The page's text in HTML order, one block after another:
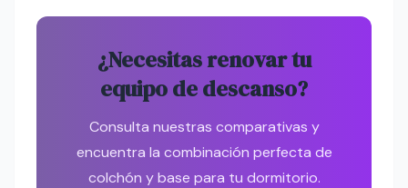
¿Necesitas renovar tu
equipo de descanso?
Consulta nuestras comparativas y
encuentra la combinación perfecta de
colchón y base para tu dormitorio.